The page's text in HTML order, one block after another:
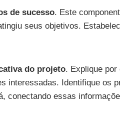
de sucesso. Este
seus objetivos.
do projeto. Explique por
interessadas. Identifique os
conectando essas